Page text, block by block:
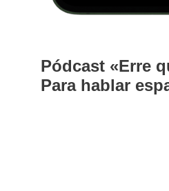
Pódcast «Erre
Para hablar